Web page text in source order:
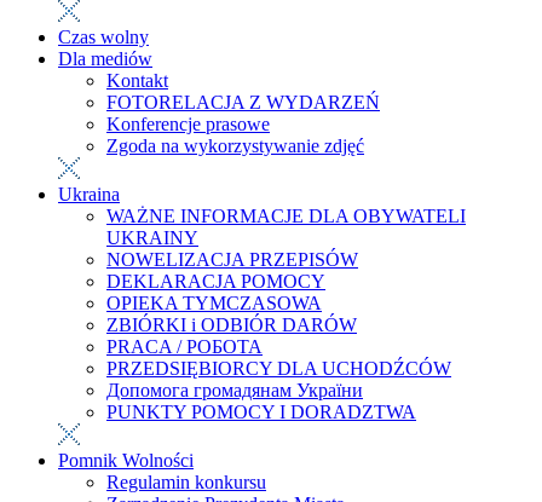
Czas wolny
Dla mediów
Kontakt
FOTORELACJA Z WYDARZEŃ
Konferencje prasowe
Zgoda na wykorzystywanie zdjęć
Ukraina
WAŻNE INFORMACJE DLA OBYWATELI
UKRAINY
NOWELIZACJA PRZEPISÓW
DEKLARACJA POMOCY
OPIEKA TYMCZASOWA
ZBIÓRKI i ODBIÓR DARÓW
PRACA / РОБОТА
PRZEDSIĘBIORCY DLA UCHODŹCÓW
Допомога громадянам України
PUNKTY POMOCY I DORADZTWA
Pomnik Wolności
Regulamin konkursu